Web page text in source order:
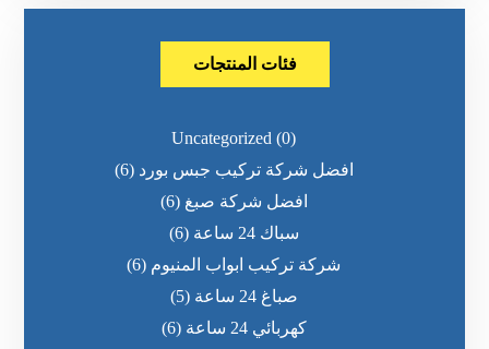
فئات المنتجات
Uncategorized (0)
افضل شركة تركيب جبس بورد (6)
افضل شركة صبغ (6)
سباك 24 ساعة
(6)
شركة تركيب ابواب المنيوم (6)
صباغ 24 ساعة
(5)
كهربائي 24 ساعة
(6)